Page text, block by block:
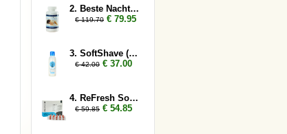
2. Beste Nachtrust 6x
€ 119.70 € 79.95
3. SoftShave (150 ml) 3x
€ 42.00 € 37.00
4. ReFresh Sober Up 3x
€ 59.85 € 54.85